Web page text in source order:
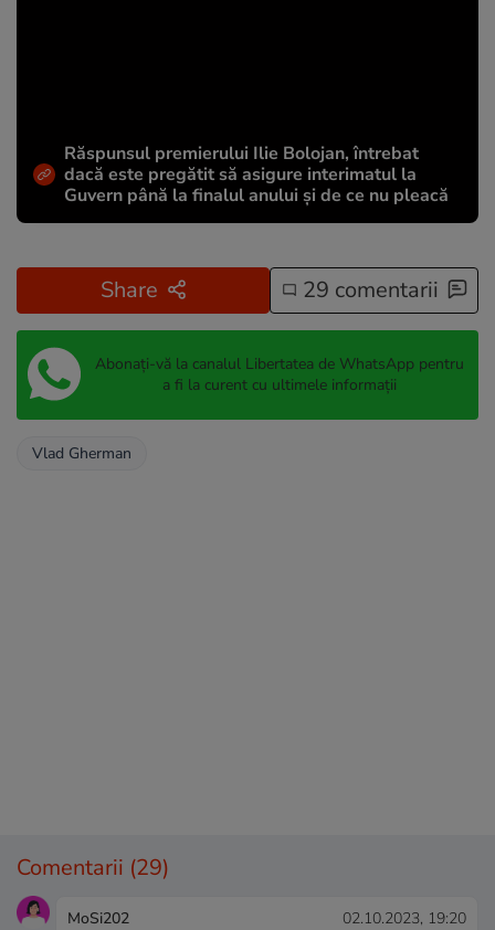
Răspunsul premierului Ilie Bolojan, întrebat
dacă este pregătit să asigure interimatul la
Guvern până la finalul anului și de ce nu pleacă
Share 29 comentarii
Abonați-vă la canalul Libertatea de WhatsApp pentru
a fi la curent cu ultimele informații
Vlad Gherman
Comentarii (29)
MoSi202 02.10.2023, 19:20